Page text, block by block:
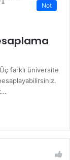
Not
farklı üniversite